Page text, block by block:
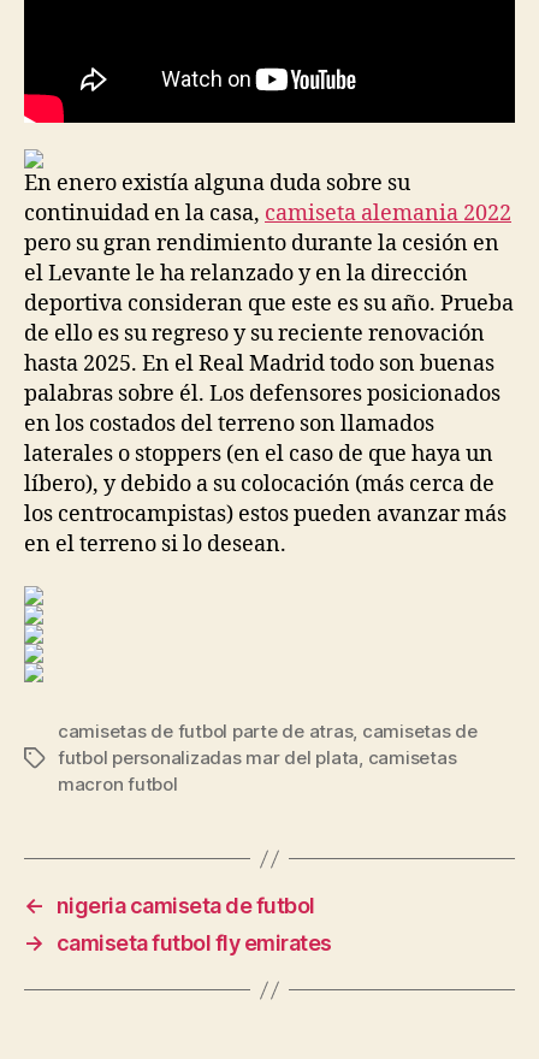
En enero existía alguna duda sobre su
continuidad en la casa, camiseta alemania 2022
pero su gran rendimiento durante la cesión en
el Levante le ha relanzado y en la dirección
deportiva consideran que este es su año. Prueba
de ello es su regreso y su reciente renovación
hasta 2025. En el Real Madrid todo son buenas
palabras sobre él. Los defensores posicionados
en los costados del terreno son llamados
laterales o stoppers (en el caso de que haya un
líbero), y debido a su colocación (más cerca de
los centrocampistas) estos pueden avanzar más
en el terreno si lo desean.
Etiquetas
camisetas de futbol parte de atras, camisetas de
futbol personalizadas mar del plata, camisetas
macron futbol
←
nigeria camiseta de futbol
→
camiseta futbol fly emirates